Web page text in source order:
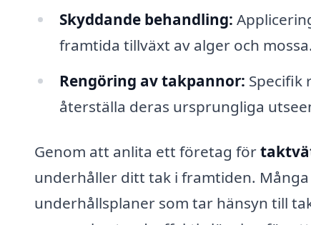
Skyddande behandling:
framtida tillväxt av alger och mossa.
Rengöring av takpannor: Specifik
återställa deras ursprungliga
Genom att anlita ett företag för
underhåller ditt tak i framtiden.
underhållsplaner som tar hänsyn till